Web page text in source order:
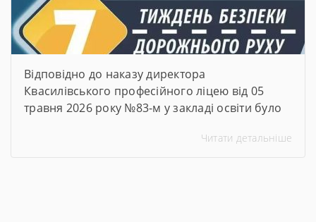
Відповідно до наказу директора
Квасилівського професійного ліцею від 05
травня 2026 року №83-м у закладі освіти було
дорожнього руху. Упродовж тижня педагогічні
Читати детальніше